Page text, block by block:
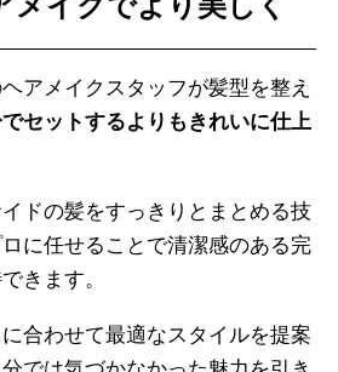
メイクでより美しく
アメイクスタッフが髪型を整え
でセットするよりもきれいに仕上
ドの髪をすっきりとまとめる技
に任せることで清潔感のある完
きます。
合わせて最適なスタイルを提案